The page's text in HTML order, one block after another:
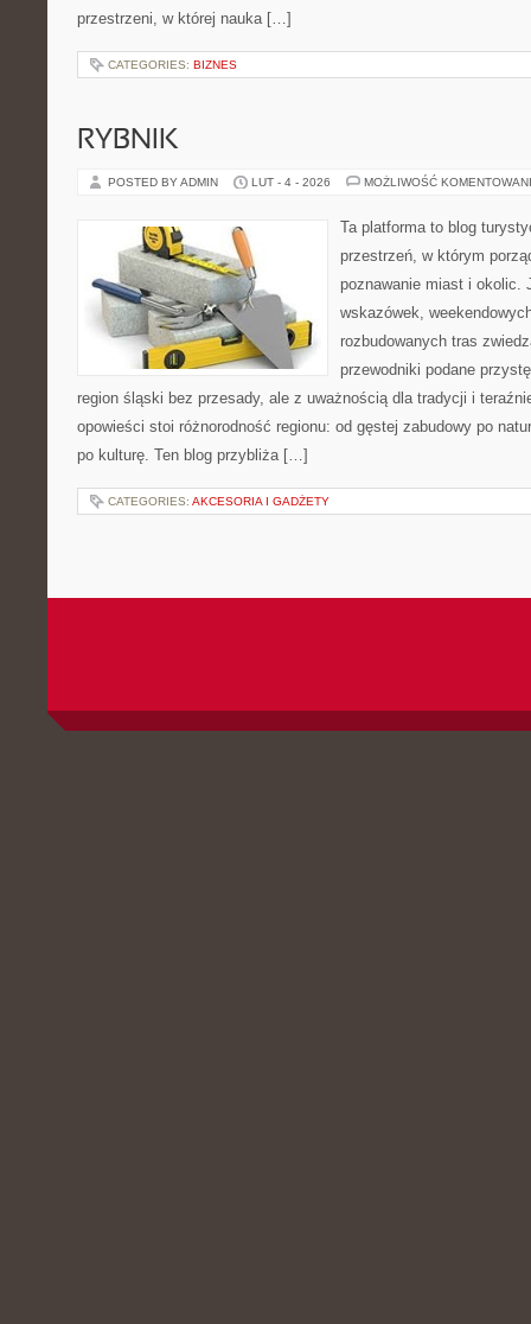
przestrzeni, w której nauka […]
CATEGORIES: BIZNES
RYBNIK
POSTED BY ADMIN LUT - 4 - 2026 MOŻLIWOŚĆ
Ta platforma to blog
przestrzeń, w którym
poznawanie miast i okolic.
wskazówek,
rozbudowanych tras
przewodniki podane
region śląski bez przesady, ale z uważnością dla tradycji i
opowieści stoi różnorodność regionu: od gęstej zabudowy po
po kulturę. Ten blog przybliża […]
CATEGORIES: AKCESORIA I GADŻETY